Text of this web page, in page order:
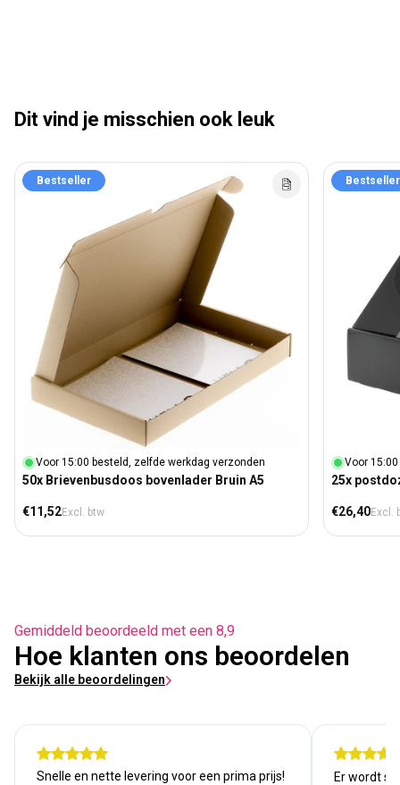
Dit vind je misschien ook leuk
Bestseller
Voor 15:00 besteld, zelfde werkdag verzonden
50x Brievenbusdoos bovenlader Bruin A5
Normale prijs
€11,52Excl. btw
Bestseller
Voor
25x
Normale
€26,40Excl.
Gemiddeld beoordeeld met een 8,9
Hoe klanten ons beoordelen
Bekijk alle beoordelingen
Snelle en nette levering voor een prima prijs!
Er wordt